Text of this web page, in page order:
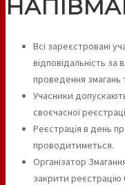
Всі зареєстровані
відповідальність
проведення змагань
Учасники
своєчасної
Реєстрація в день
проводитиметься.
Організатор
закрити реєстрацію